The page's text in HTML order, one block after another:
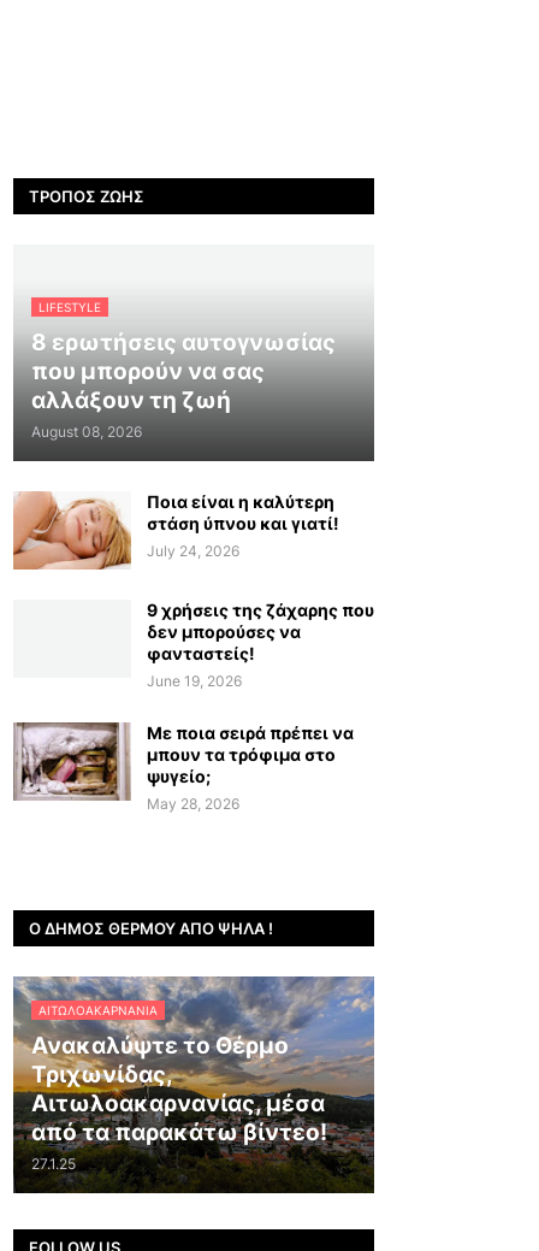
ΤΡΌΠΟΣ ΖΩΉΣ
LIFESTYLE
8 ερωτήσεις αυτογνωσίας
που μπορούν να σας
αλλάξουν τη ζωή
August 08, 2026
Ποια είναι η καλύτερη
στάση ύπνου και γιατί!
July 24, 2026
9 χρήσεις της ζάχαρης που
δεν μπορούσες να
φανταστείς!
June 19, 2026
Με ποια σειρά πρέπει να
μπουν τα τρόφιμα στο
ψυγείο;
May 28, 2026
Ο ΔΉΜΟΣ ΘΈΡΜΟΥ ΑΠΌ ΨΗΛΆ !
ΑΙΤΩΛΟΑΚΑΡΝΑΝΊΑ
Ανακαλύψτε το Θέρμο
Τριχωνίδας,
Αιτωλοακαρνανίας, μέσα
από τα παρακάτω βίντεο!
27.1.25
FOLLOW US